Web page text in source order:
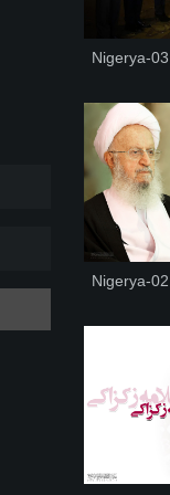
Nigerya-03
Nigerya-02